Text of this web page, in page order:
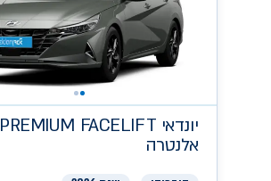
יונדאי PREMIUM FACELIFT
אלנטרה